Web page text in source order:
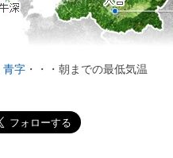
青字 ・・・朝までの最低気温